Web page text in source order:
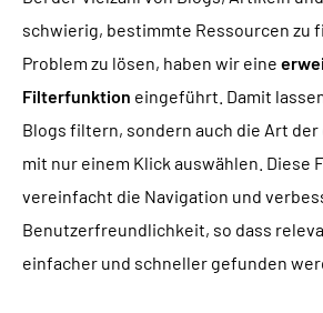
schwierig, bestimmte Ressourcen zu
Problem zu lösen, haben wir eine
Filterfunktion eingeführt. Damit
Blogs filtern, sondern auch die Art
mit nur einem Klick auswählen. Diese
vereinfacht die Navigation und
Benutzerfreundlichkeit, so dass
einfacher und schneller gefunden